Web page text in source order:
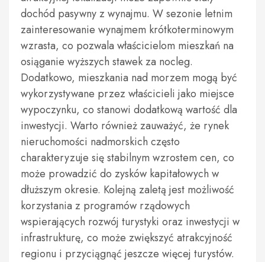
dochód pasywny z wynajmu. W sezonie letnim
zainteresowanie wynajmem krótkoterminowym
wzrasta, co pozwala właścicielom mieszkań na
osiąganie wyższych stawek za nocleg.
Dodatkowo, mieszkania nad morzem mogą być
wykorzystywane przez właścicieli jako miejsce
wypoczynku, co stanowi dodatkową wartość dla
inwestycji. Warto również zauważyć, że rynek
nieruchomości nadmorskich często
charakteryzuje się stabilnym wzrostem cen, co
może prowadzić do zysków kapitałowych w
dłuższym okresie. Kolejną zaletą jest możliwość
korzystania z programów rządowych
wspierających rozwój turystyki oraz inwestycji w
infrastrukturę, co może zwiększyć atrakcyjność
regionu i przyciągnąć jeszcze więcej turystów.